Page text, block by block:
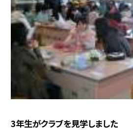
3年生がクラブを見学しました